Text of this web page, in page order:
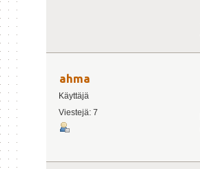
ahma
Käyttäjä
Viestejä: 7